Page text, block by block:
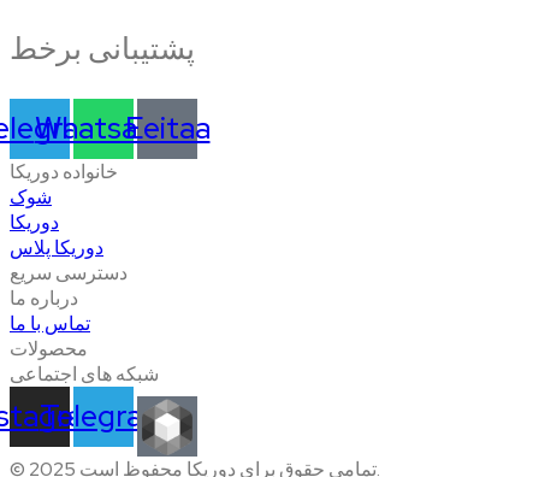
پشتیبانی برخط
Whatsapp
Eeitaa
خانواده دوریکا
شوک
دوریکا
دوریکا پلاس
دسترسی سریع
درباره ما
تماس با ما
محصولات
شبکه های اجتماعی
Telegram
© 2025 تمامی حقوق برای دوریکا محفوظ است.